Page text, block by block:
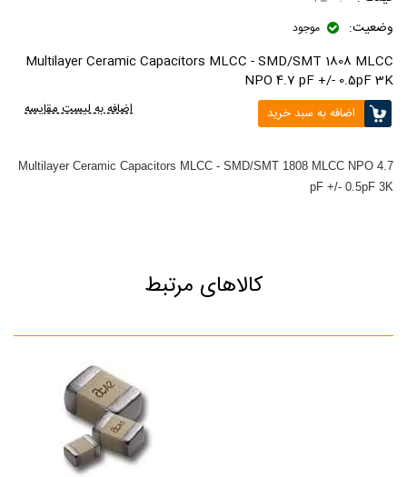
وضعیت:
موجود
Multilayer Ceramic Capacitors MLCC - SMD/SMT 1808 MLCC
NPO 4.7 pF +/- 0.5pF 3K
اضافه به سبد خرید اضافه به لیست مقایسه
Multilayer Ceramic Capacitors MLCC - SMD/SMT 1808 MLCC NPO 4.7
pF +/- 0.5pF 3K
کالاهای مرتبط